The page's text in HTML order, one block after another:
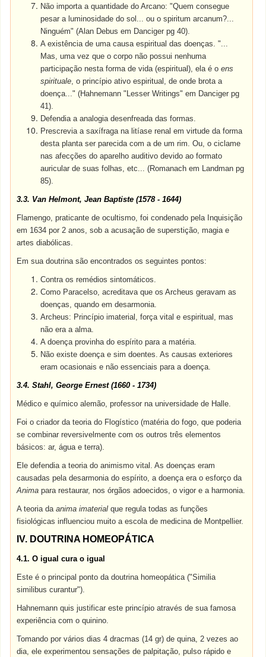
Não importa a quantidade do Arcano: "Quem consegue
pesar a luminosidade do sol... ou o spiritum arcanum?...
Ninguém" (Alan Debus em Danciger pg 40).
A existência de uma causa espiritual das doenças. "...
Mas, uma vez que o corpo não possui nenhuma
participação nesta forma de vida (espiritual), ela é oens
spirituale, o princípio ativo espiritual, de onde brota a
doença..." (Hahnemann "Lesser Writings" em Danciger pg
41).
Defendia a analogia desenfreada das formas.
Prescrevia a saxífraga na litíase renal em virtude da forma
desta planta ser parecida com a de um rim. Ou, o ciclame
nas afecções do aparelho auditivo devido ao formato
auricular de suas folhas, etc... (Romanach em Landman pg
85).
3.3. Van Helmont, Jean Baptiste (1578 - 1644)
Flamengo, praticante de ocultismo, foi condenado pela Inquisição
em 1634 por 2 anos, sob a acusação de superstição, magia e
artes diabólicas.
Em sua doutrina são encontrados os seguintes pontos:
Contra os remédios sintomáticos.
Como Paracelso, acreditava que os Archeus geravam as
doenças, quando em desarmonia.
Archeus: Princípio imaterial, força vital e espiritual, mas
não era a alma.
A doença provinha do espírito para a matéria.
Não existe doença e sim doentes. As causas exteriores
eram ocasionais e não essenciais para a doença.
3.4. Stahl, George Ernest (1660 - 1734)
Médico e químico alemão, professor na universidade de Halle.
Foi o criador da teoria do Flogístico (matéria do fogo, que poderia
se combinar reversivelmente com os outros três elementos
básicos: ar, água e terra).
Ele defendia a teoria do animismo vital. As doenças eram
causadas pela desarmonia do espírito, a doença era o esforço da
Anima para restaurar, nos órgãos adoecidos, o vigor e a harmonia.
A teoria daanima imaterial que regula todas as funções
fisiológicas influenciou muito a escola de medicina de Montpellier.
IV. DOUTRINA HOMEOPÁTICA
4.1. O igual cura o igual
Este é o principal ponto da doutrina homeopática ("Similia
similibus curantur").
Hahnemann quis justificar este princípio através de sua famosa
experiência com o quinino.
Tomando por vários dias 4 dracmas (14 gr) de quina, 2 vezes ao
dia, ele experimentou sensações de palpitação, pulso rápido e